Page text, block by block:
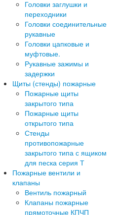
Головки заглушки и
переходники
Головки соединительные
рукавные
Головки цапковые и
муфтовые.
Рукавные зажимы и
задержки
Щиты (стенды) пожарные
Пожарные щиты
закрытого типа
Пожарные щиты
открытого типа
Стенды
противопожарные
закрытого типа с ящиком
для песка серия Т
Пожарные вентили и
клапаны
Вентиль пожарный
Клапаны пожарные
прямоточные КПЧП